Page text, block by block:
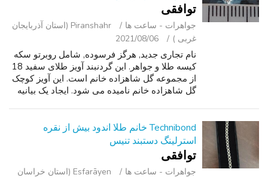
توافقی
جواهرات - ساعت ‌ها
Piranshahr (استان آذربایجان
غربی )
2021/08/06
نام تجاری جدید, هرگز فرسوده, شامل روبرتو سکه
کیسه طلا و جواهر. این گردنبند آویز طلای سفید 18
از مجموعه گل شاهزاده خانم است. این آویز کوچک
گل شاهزاده خانم نامیده می شود. ایجاد یک بیانیه
Technibond خانم طلا اندود بیش از نقره
استرلینگ دستبند تنیس
توافقی
جواهرات - ساعت ‌ها
Esfarāyen (استان خراسان